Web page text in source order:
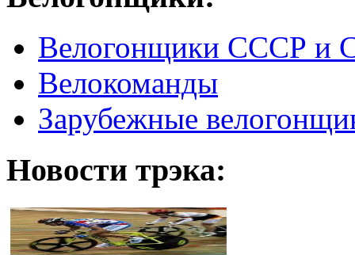
Велогонщики СССР и
Велокоманды
Зарубежные
Новости трэка: